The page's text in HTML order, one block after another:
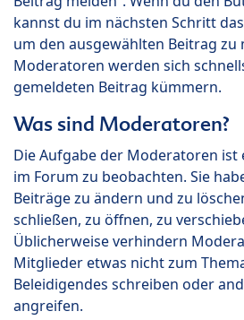
kannst du im nächsten Schritt
um den ausgewählten Beitrag zu
Moderatoren werden sich
gemeldeten Beitrag kümmern.
Was sind Moderatoren?
Die Aufgabe der Moderatoren ist
im Forum zu beobachten. Sie
Beiträge zu ändern und zu
schließen, zu öffnen, zu
Üblicherweise verhindern
Mitglieder etwas nicht zum
Beleidigendes schreiben oder
angreifen.